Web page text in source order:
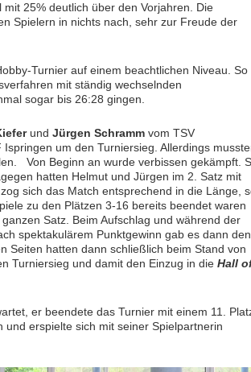
mit 25% deutlich über den Vorjahren. Die
Spielern in nichts nach, sehr zur Freude der
Turnier auf einem beachtlichen Niveau. So
mit ständig wechselnden
sogar bis 26:28 gingen.
und Jürgen Schramm vom TSV
Ispringen um den Turniersieg. Allerdings
Von Beginn an wurde verbissen gekämpft.
hatten Helmut und Jürgen im 2. Satz mit
sich das Match entsprechend in die Länge,
zu den Plätzen 3-16 bereits beendet waren
Satz. Beim Aufschlag und während der
spektakulärem Punktgewinn gab es dann den
Seiten hatten dann schließlich beim Stand von
Turniersieg und damit den Einzug in die Hall
er beendete das Turnier mit einem 11.
erspielte sich mit seiner Spielpartnerin